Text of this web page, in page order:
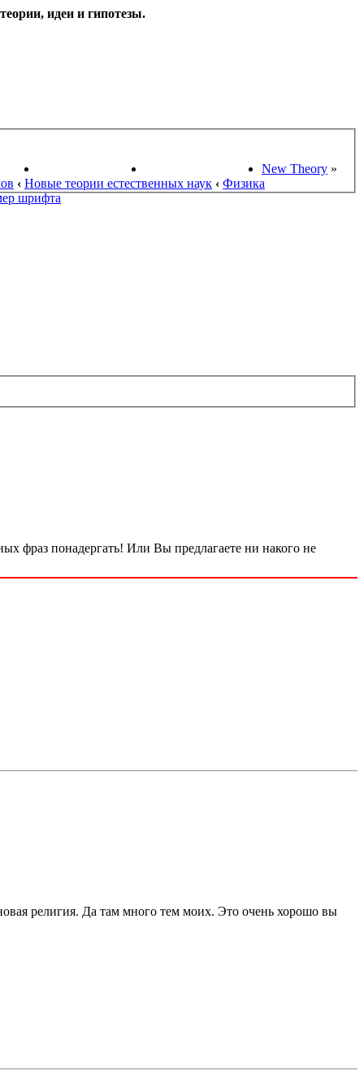
идеи и гипотезы.
ПОИСК ТЕОРИЙ СТАРЫЙ ПОРТАЛ New Theory »
‹ Новые теории естественных наук ‹ Физика
шрифта
фраз понадергать! Или Вы предлагаете ни накого не
религия. Да там много тем моих. Это очень хорошо вы